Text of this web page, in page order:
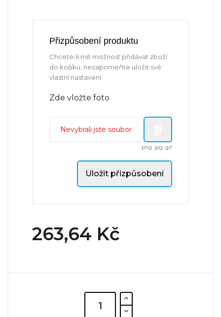
Přizpůsobení produktu
Chcete-li mít možnost přidávat zboží
do košíku, nezapomeňte uložit své
vlastní nastavení
Zde vložte foto
Nevybrali jste soubor
.png .jpg .gif
Uložit přizpůsobení
263,64 Kč